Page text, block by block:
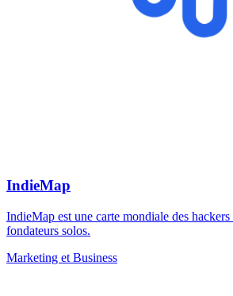
IndieMap
IndieMap est une carte mondiale des hackers
fondateurs solos.
Marketing et Business